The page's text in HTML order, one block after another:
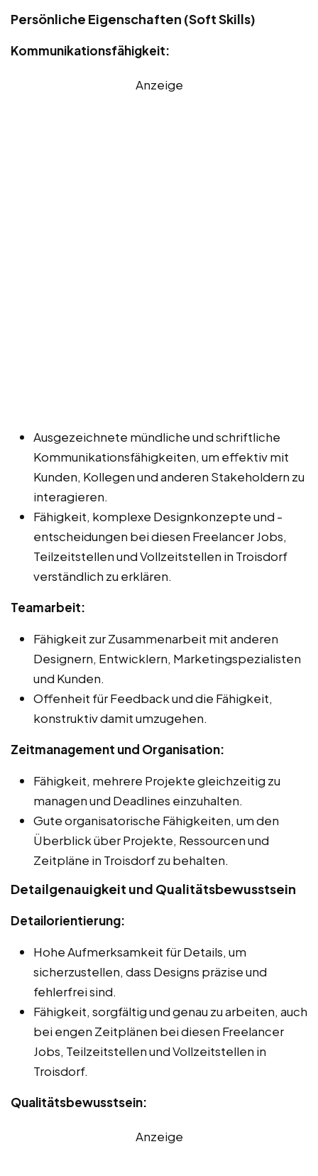
Persönliche Eigenschaften (Soft Skills)
Kommunikationsfähigkeit:
Anzeige
Ausgezeichnete mündliche und schriftliche
Kommunikationsfähigkeiten, um effektiv mit
Kunden, Kollegen und anderen Stakeholdern zu
interagieren.
Fähigkeit, komplexe Designkonzepte und -
entscheidungen bei diesen Freelancer Jobs,
Teilzeitstellen und Vollzeitstellen in Troisdorf
verständlich zu erklären.
Teamarbeit:
Fähigkeit zur Zusammenarbeit mit anderen
Designern, Entwicklern, Marketingspezialisten
und Kunden.
Offenheit für Feedback und die Fähigkeit,
konstruktiv damit umzugehen.
Zeitmanagement und Organisation:
Fähigkeit, mehrere Projekte gleichzeitig zu
managen und Deadlines einzuhalten.
Gute organisatorische Fähigkeiten, um den
Überblick über Projekte, Ressourcen und
Zeitpläne in Troisdorf zu behalten.
Detailgenauigkeit und Qualitätsbewusstsein
Detailorientierung:
Hohe Aufmerksamkeit für Details, um
sicherzustellen, dass Designs präzise und
fehlerfrei sind.
Fähigkeit, sorgfältig und genau zu arbeiten, auch
bei engen Zeitplänen bei diesen Freelancer
Jobs, Teilzeitstellen und Vollzeitstellen in
Troisdorf.
Qualitätsbewusstsein:
Anzeige